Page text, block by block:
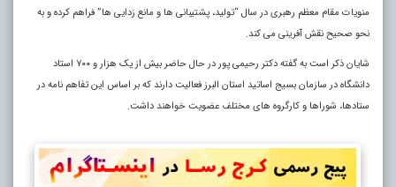
منویات مقام معظم رهبری در سال “تولید، پشتیبانی ها و مانع زدایی ها” فراهم کرده و به
نحو صحیح نقش آفرینی می کند.
شایان ذکر است به گفته دکتر رحیمی پور در حال حاضر بیش از یک هزار و ۷۰۰ استاد
دانشگاه در سازمان بسیج اساتید استان البرز فعالیت دارند که بر اساس این تفاهم نامه در
ستادها، شوراها و کارگروه های مختلف عضویت خواهند داشت.